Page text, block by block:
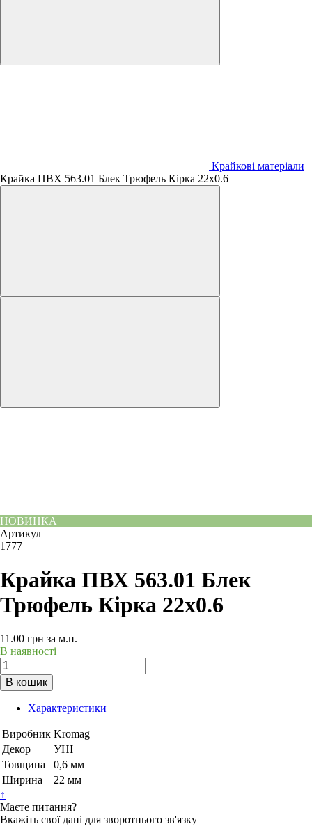
Крайкові матеріали
Крайка ПВХ 563.01 Блек Трюфель Кірка 22х0.6
НОВИНКА
Артикул
1777
Крайка ПВХ 563.01 Блек
Трюфель Кірка 22х0.6
11.00 грн за м.п.
В наявності
В кошик
Характеристики
Виробник Kromag
Декор
УНІ
Товщина
0,6 мм
Ширина
22 мм
↑
Маєте питання?
Вкажіть свої дані для зворотнього зв'язку